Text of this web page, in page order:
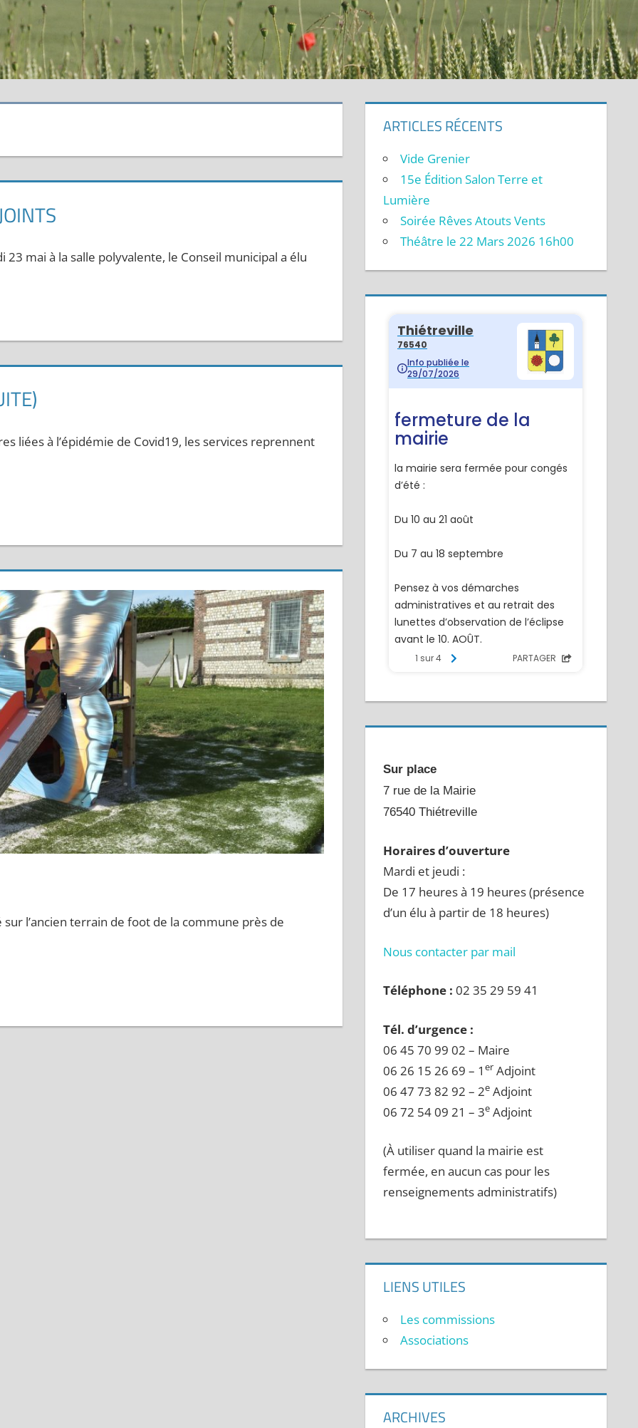
mai à la salle polyvalente, le Conseil municipal a élu
liées à l’épidémie de Covid19, les services reprennent
l’ancien terrain de foot de la commune près de
ARTICLES RÉCENTS
Vide Grenier
15e Édition Salon Terre et
Lumière
Soirée Rêves Atouts Vents
Théâtre le 22 Mars 2026 16h00
Sur place
7 rue de la Mairie
76540 Thiétreville
Horaires d’ouverture
Mardi et jeudi :
De 17 heures à 19 heures (présence
d’un élu à partir de 18 heures)
Nous contacter par mail
Téléphone : 02 35 29 59 41
Tél. d’urgence :
06 45 70 99 02 – Maire
06 26 15 26 69 – 1er Adjoint
06 47 73 82 92 – 2e Adjoint
06 72 54 09 21 – 3e Adjoint
(À utiliser quand la mairie est
fermée, en aucun cas pour les
renseignements administratifs)
LIENS UTILES
Les commissions
Associations
ARCHIVES